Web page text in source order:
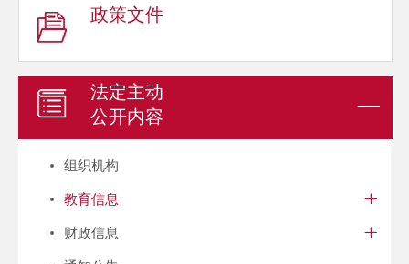
政策文件
法定主动
公开内容
组织机构
教育信息
财政信息